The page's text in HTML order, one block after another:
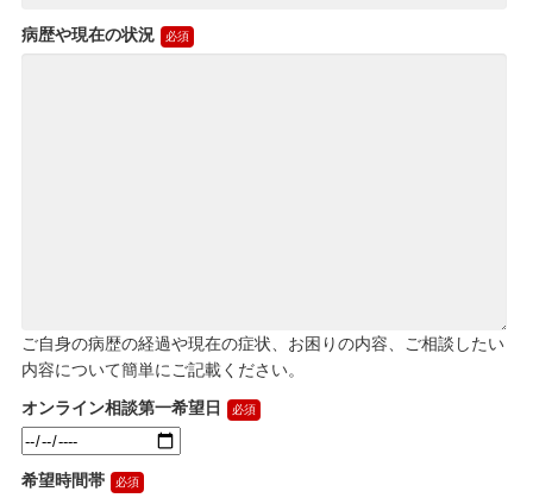
病歴や現在の状況
ご自身の病歴の経過や現在の症状、お困りの内容、ご相談したい
内容について簡単にご記載ください。
オンライン相談第一希望日
希望時間帯